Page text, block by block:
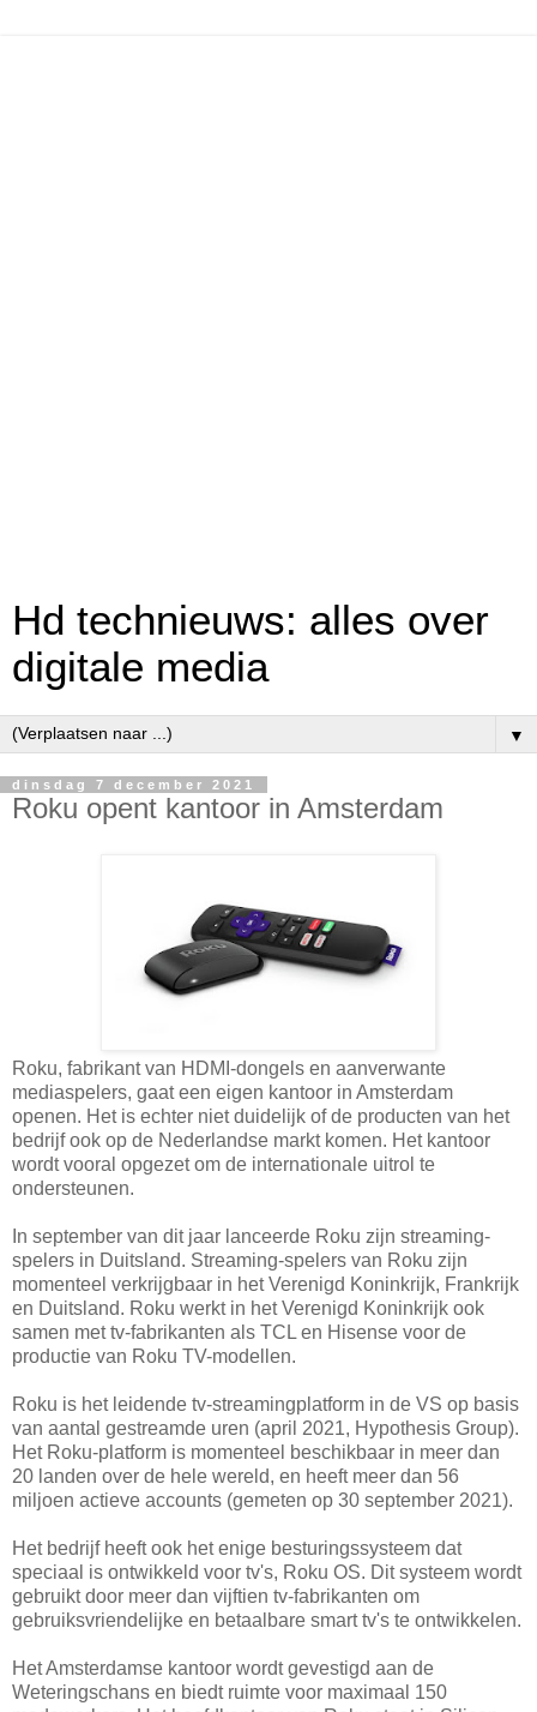
Hd technieuws: alles over
digitale media
▼
dinsdag 7 december 2021
Roku opent kantoor in Amsterdam
Roku, fabrikant van HDMI-dongels en aanverwante
mediaspelers, gaat een eigen kantoor in Amsterdam
openen. Het is echter niet duidelijk of de producten van het
bedrijf ook op de Nederlandse markt komen. Het kantoor
wordt vooral opgezet om de internationale uitrol te
ondersteunen.
In september van dit jaar lanceerde Roku zijn streaming-
spelers in Duitsland. Streaming-spelers van Roku zijn
momenteel verkrijgbaar in het Verenigd Koninkrijk, Frankrijk
en Duitsland. Roku werkt in het Verenigd Koninkrijk ook
samen met tv-fabrikanten als TCL en Hisense voor de
productie van Roku TV-modellen.
Roku is het leidende tv-streamingplatform in de VS op basis
van aantal gestreamde uren (april 2021, Hypothesis Group).
Het Roku-platform is momenteel beschikbaar in meer dan
20 landen over de hele wereld, en heeft meer dan 56
miljoen actieve accounts (gemeten op 30 september 2021).
Het bedrijf heeft ook het enige besturingssysteem dat
speciaal is ontwikkeld voor tv's, Roku OS. Dit systeem wordt
gebruikt door meer dan vijftien tv-fabrikanten om
gebruiksvriendelijke en betaalbare smart tv's te ontwikkelen.
Het Amsterdamse kantoor wordt gevestigd aan de
Weteringschans en biedt ruimte voor maximaal 150